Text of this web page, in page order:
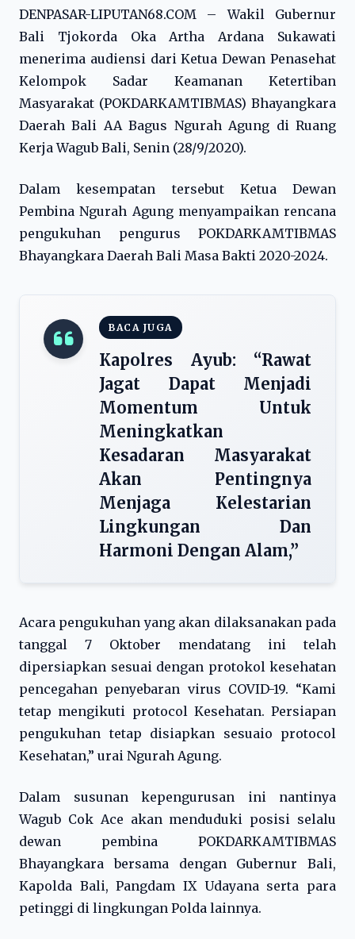
DENPASAR-LIPUTAN68.COM – Wakil Gubernur
Bali Tjokorda Oka Artha Ardana Sukawati
menerima audiensi dari Ketua Dewan Penasehat
Kelompok Sadar Keamanan Ketertiban
Masyarakat (POKDARKAMTIBMAS) Bhayangkara
Daerah Bali AA Bagus Ngurah Agung di Ruang
Kerja Wagub Bali, Senin (28/9/2020).
Dalam kesempatan tersebut Ketua Dewan
Pembina Ngurah Agung menyampaikan rencana
pengukuhan pengurus POKDARKAMTIBMAS
Bhayangkara Daerah Bali Masa Bakti 2020-2024.
BACA JUGA
Kapolres Ayub: “Rawat
Jagat Dapat Menjadi
Momentum Untuk
Meningkatkan
Kesadaran Masyarakat
Akan Pentingnya
Menjaga Kelestarian
Lingkungan Dan
Harmoni Dengan Alam,”
Acara pengukuhan yang akan dilaksanakan pada
tanggal 7 Oktober mendatang ini telah
dipersiapkan sesuai dengan protokol kesehatan
pencegahan penyebaran virus COVID-19. “Kami
tetap mengikuti protocol Kesehatan. Persiapan
pengukuhan tetap disiapkan sesuaio protocol
Kesehatan,” urai Ngurah Agung.
Dalam susunan kepengurusan ini nantinya
Wagub Cok Ace akan menduduki posisi selalu
dewan pembina POKDARKAMTIBMAS
Bhayangkara bersama dengan Gubernur Bali,
Kapolda Bali, Pangdam IX Udayana serta para
petinggi di lingkungan Polda lainnya.